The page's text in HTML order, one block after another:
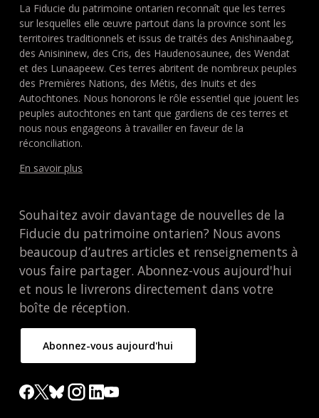
La Fiducie du patrimoine ontarien reconnaît que les terres
sur lesquelles elle œuvre partout dans la province sont les
territoires traditionnels et issus de traités des Anishinaabeg,
des Anisininew, des Cris, des Haudenosaunee, des Wendat
et des Lunaapeew. Ces terres abritent de nombreux peuples
des Premières Nations, des Métis, des Inuits et des
Autochtones. Nous honorons le rôle essentiel que jouent les
peuples autochtones en tant que gardiens de ces terres et
nous nous engageons à travailler en faveur de la
réconciliation.
En savoir plus
Souhaitez avoir davantage de nouvelles de la
Fiducie du patrimoine ontarien? Nous avons
beaucoup d’autres articles et renseignements à
vous faire partager. Abonnez-vous aujourd'hui
et nous le livrerons directement dans votre
boîte de réception.
Abonnez-vous aujourd'hui